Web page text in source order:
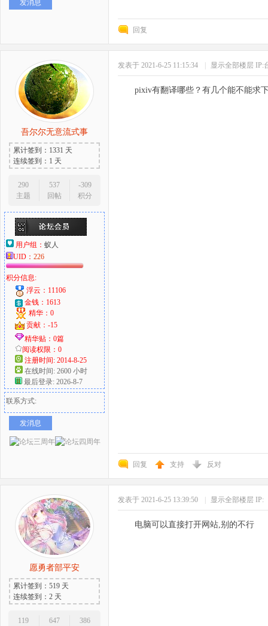
发消息
回复
吾尔尔无意流式事
累计签到：1331 天
连续签到：1 天
290
主题
537
回帖
-309
积分
用户组： 蚁人
UID： 226
积分信息:
浮云：11106
金钱：1613
精华：0
贡献：-15
精华贴：0篇
阅读权限：0
注册时间: 2014-8-25
在线时间: 2600 小时
最后登录: 2026-8-7
联系方式:
发消息
发表于 2021-6-25 11:15:34 显示全部楼层 IP:
pixiv有翻译哪些？有几个能不能求
回复 支持 反对
愿勇者部平安
累计签到：519 天
连续签到：2 天
119
647
386
发表于 2021-6-25 13:39:50 显示全部楼层 IP:
电脑可以直接打开网站,别的不行